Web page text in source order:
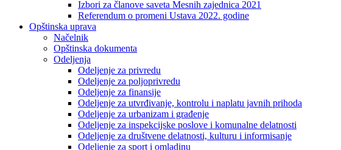
Izbori za članove saveta Mesnih zajednica 2021
Referendum o promeni Ustava 2022. godine
Opštinska uprava
Načelnik
Opštinska dokumenta
Odeljenja
Odeljenje za privredu
Odeljenje za poljoprivredu
Odeljenje za finansije
Odeljenje za utvrđivanje, kontrolu i naplatu javnih prihoda
Odeljenje za urbanizam i građenje
Odeljenje za inspekcijske poslove i komunalne delatnosti
Odeljenje za društvene delatnosti, kulturu i informisanje
Odeljenje za sport i omladinu